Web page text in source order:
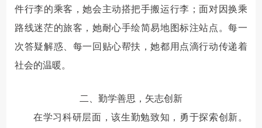
件行李的乘客，她会主动搭把手搬运行李；面对因换乘
路线迷茫的旅客，她耐心手绘简易地图标注站点。每一
次答疑解惑、每一回贴心帮扶，她都用点滴行动传递着
社会的温暖。
二、勤学善思，矢志创新
在学习科研层面，该生勤勉致知，勇于探索创新。